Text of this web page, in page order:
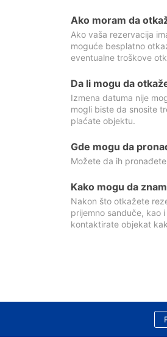
Ako moram da
Ako vaša rezervacija
moguće besplatno
eventualne troškove
Da li mogu da
Izmena datuma nije
mogli biste da snosite
plaćate objektu.
Gde mogu da
Možete da ih
Kako mogu da
Nakon što otkažete
prijemno sanduče, kao
kontaktirate objekat